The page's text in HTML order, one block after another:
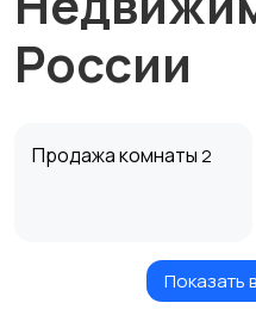
России
Продажа комнаты 2
Продажа участка8
Показать